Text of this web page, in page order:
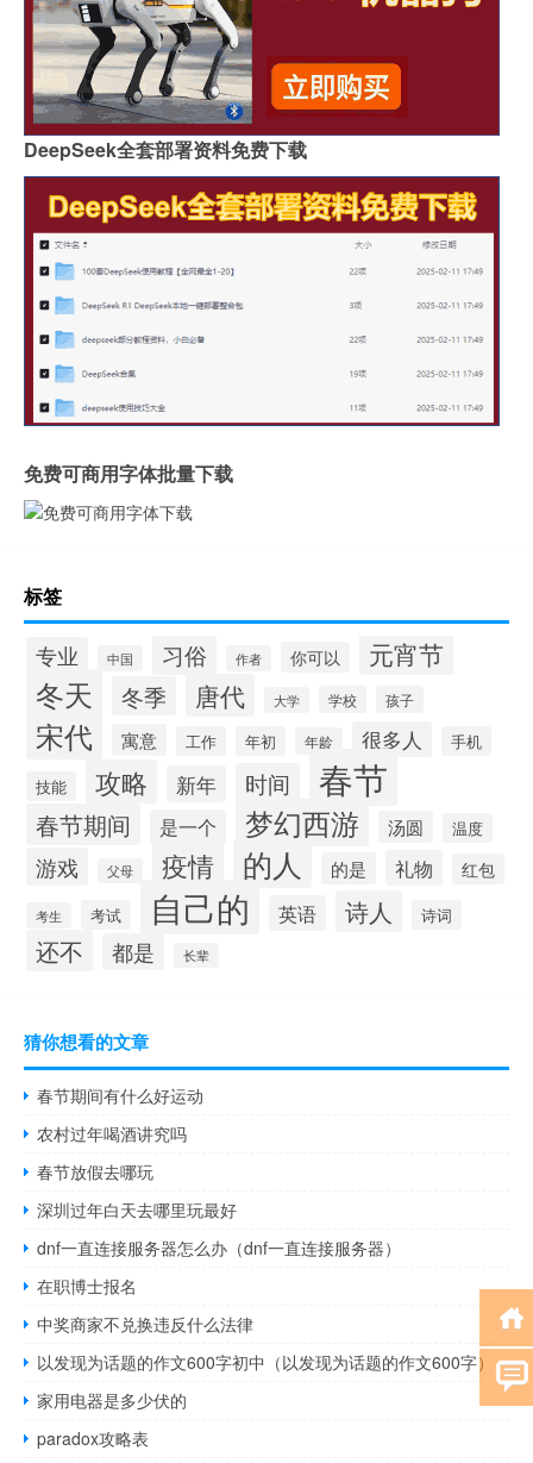
DeepSeek全套部署资料免费下载
免费可商用字体批量下载
标签
专业 中国 习俗 作者 你可以 元宵节
冬天 冬季 唐代 大学 学校 孩子
宋代 寓意 工作 年初 年龄 很多人
手机
技能
攻略 新年 时间 春节
春节期间 是一个 梦幻西游 汤圆 温度
游戏 父母 疫情 的人 的是 礼物 红包
考生 考试 自己的 英语 诗人 诗词
还不 都是 长辈
猜你想看的文章
春节期间有什么好运动
农村过年喝酒讲究吗
春节放假去哪玩
深圳过年白天去哪里玩最好
dnf一直连接服务器怎么办（dnf一直连接服务器）
在职博士报名
中奖商家不兑换违反什么法律
以发现为话题的作文600字初中（以发现为话题的作文600字）
家用电器是多少伏的
paradox攻略表